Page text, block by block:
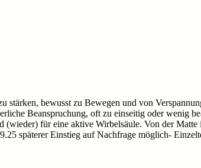
bewusst zu Bewegen und von
Beanspruchung, oft zu einseitig oder wenig
für eine aktive Wirbelsäule. Von der
späterer Einstieg auf Nachfrage möglich-